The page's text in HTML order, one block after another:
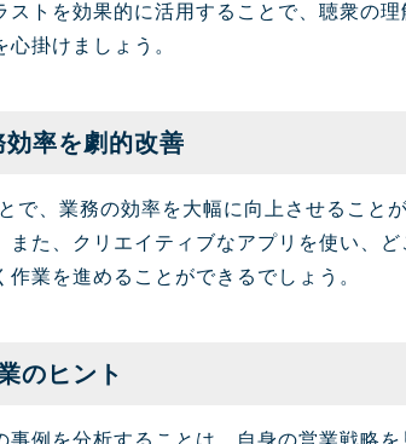
ストを効果的に活用することで、聴衆の
掛けましょう。
率を劇的改善
で、業務の効率を大幅に向上させること
た、クリエイティブなアプリを使い、
業を進めることができるでしょう。
のヒント
事例を分析することは、自身の営業戦略